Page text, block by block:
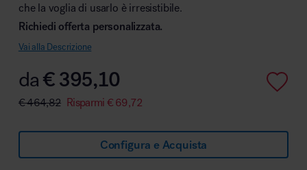
Area hospitality
che la voglia di usarlo è irresistibile.
Richiedi offerta personalizzata.
Vai alla Descrizione
da€395,10
€464,82 Risparmi €69,72
Configura e Acquista